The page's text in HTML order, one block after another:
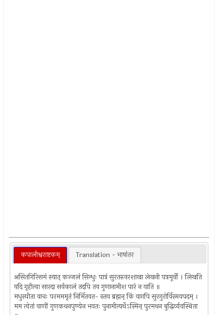
कपालीश्वराष्टकम् Translation - भाषांतर
असितगिरिसमं स्यात् कज्जलं सिन्धुः पात्रं सुरतरुवरशाखा लेखनी पत्रमूर्वी । लिखति
यदि गृहीत्वा सारदा सर्वकालं तदपि तव गुणानामीश पारं न याति ॥
मधुस्पीता वाचः परमममृतं निर्मितवत- स्तव ब्रह्मन् किं वागपि सुरगुरोर्विस्मयपदम् ।
मम त्वेतां वाणीं गुणकथनपुण्येन भवतः पुनामीत्यर्थेऽस्मिन् पुरमथन बुद्धिर्व्यवस्थिता